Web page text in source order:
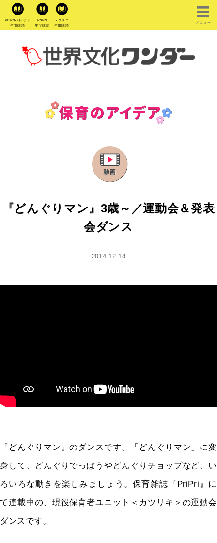
PriPriパレット
年間購読
PriPri
年間購読
レクリエ
年間購読
メニュー
『どんぐりマン』3歳～／運動会＆発表
会ダンス
2014.12.18
『どんぐりマン』のダンスです。「どんぐりマン」に変
身して、どんぐりでっぽうやどんぐりチョップなど、い
ろいろな動きを楽しみましょう。保育雑誌『PriPri』に
て連載中の、現役保育者ユニット＜カツリキ＞の運動会
ダンスです。